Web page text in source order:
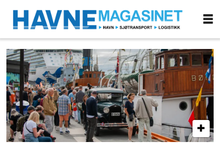
Tag:
partneravtaler